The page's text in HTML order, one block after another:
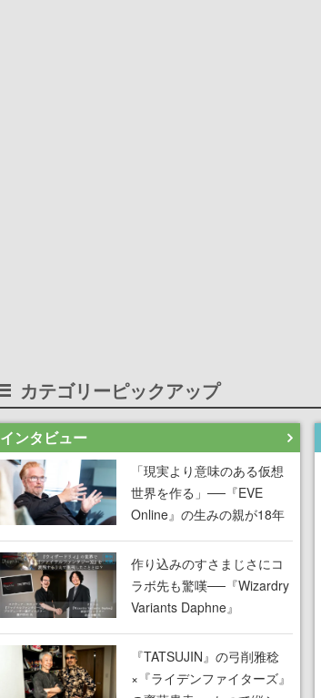
カテゴリーピックアップ
インタビュー
「現実より意味のある仮想
世界を作る」──『EVE
Online』の生みの親が18年
掲げ続ける”クレイジーな宣
言”は、比喩ではなく本気だ
った
作り込みのすさまじさにコ
ラボ先も驚嘆──『Wizardry
Variants Daphne』
×『FFXI』コラボが期間限
定なのにジョブもキャラも
武器も戦闘システムもワン
『TATSUJIN』の弓削雅稔
×『ライデンファイターズ』